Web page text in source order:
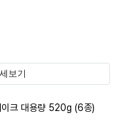
보기
이크 대용량 520g (6종)